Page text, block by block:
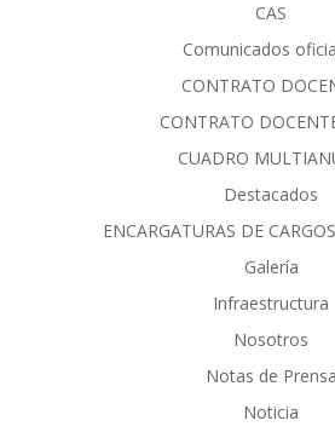
CAS
Comunicados
CONTRATO
CONTRATO
CUADRO
Destacados
ENCARGATURAS DE
Galería
Infraestructura
Nosotros
Notas de Prensa
Noticia